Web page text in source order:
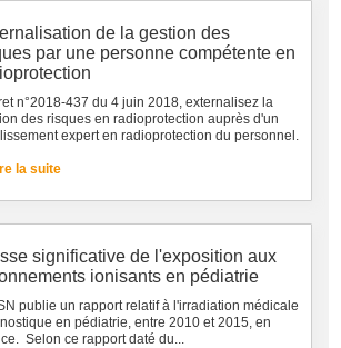
de la gestion des
par une personne compétente en
n°2018-437 du 4 juin 2018, externalisez la
des risques en radioprotection auprès d'un
expert en radioprotection du personnel.
la suite
significative de l'exposition aux
ionisants en pédiatrie
publie un rapport relatif à l'irradiation médicale
en pédiatrie, entre 2010 et 2015, en
Selon ce rapport daté du...